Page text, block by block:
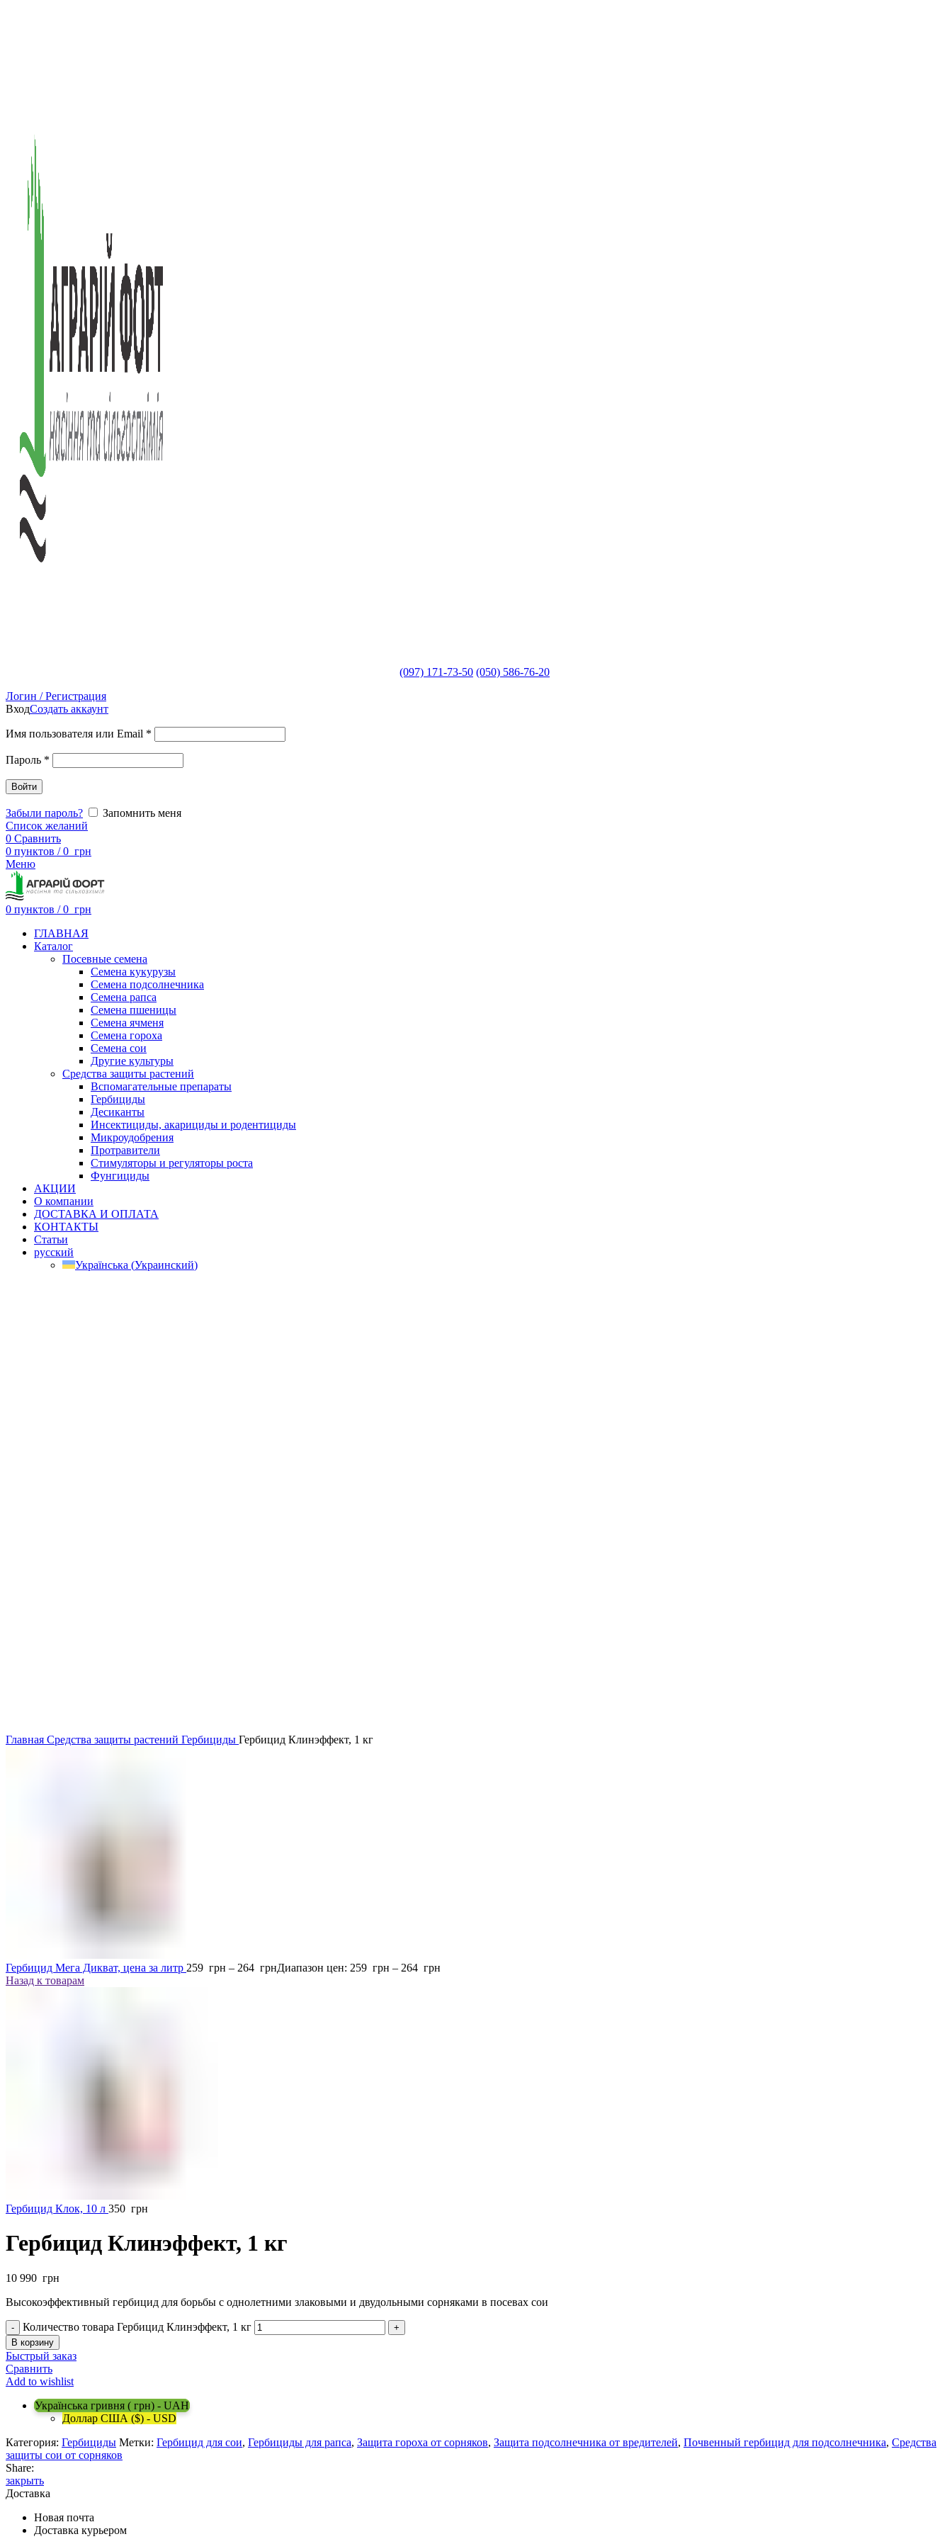
(097) 171-73-50 (050) 586-76-20
Логин / Регистрация
ВходСоздать аккаунт
Имя пользователя или Email *
Пароль *
Войти
Забыли пароль?
Запомнить меня
Список желаний
0 Сравнить
0 пунктов / 0 грн
Меню
0 пунктов / 0 грн
ГЛАВНАЯ
Каталог
Посевные семена
Семена кукурузы
Семена подсолнечника
Семена рапса
Семена пшеницы
Семена ячменя
Семена гороха
Семена сои
Другие культуры
Средства защиты растений
Вспомагательные препараты
Гербициды
Десиканты
Инсектициды, акарициды и родентициды
Микроудобрения
Протравители
Стимуляторы и регуляторы роста
Фунгициды
АКЦИИ
О компании
ДОСТАВКА И ОПЛАТА
КОНТАКТЫ
Статьи
русский
Українська (Украинский)
Главная Средства защиты растений Гербициды Гербицид Клинэффект, 1 кг
Гербицид Мега Дикват, цена за литр 259 грн – 264 грнДиапазон цен: 259 грн – 264 грн
Назад к товарам
Гербицид Клок, 10 л 350 грн
Гербицид Клинэффект, 1 кг
10 990 грн
Высокоэффективный гербицид для борьбы с однолетними злаковыми и двудольными сорняками в посевах сои
Количество товара Гербицид Клинэффект, 1 кг
В корзину
Быстрый заказ
Сравнить
Add to wishlist
Українська гривня ( грн) - UAH
Доллар США ($) - USD
Категория: Гербициды Метки: Гербицид для сои, Гербициды для рапса, Защита гороха от сорняков, Защита подсолнечника от вредителей, Почвенный гербицид для подсолнечника, Средства
защиты сои от сорняков
Share:
закрыть
Доставка
Новая почта
Доставка курьером